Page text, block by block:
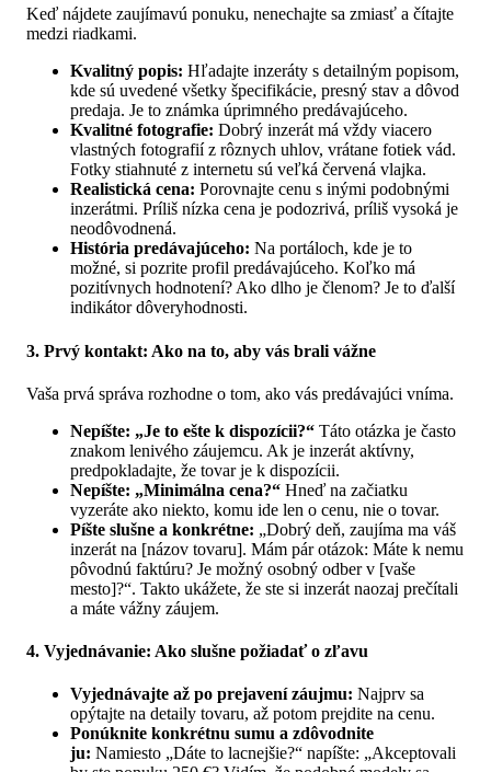
Keď nájdete zaujímavú ponuku, nenechajte sa zmiasť a čítajte
medzi riadkami.
Kvalitný popis: Hľadajte inzeráty s detailným popisom,
kde sú uvedené všetky špecifikácie, presný stav a dôvod
predaja. Je to známka úprimného predávajúceho.
Kvalitné fotografie: Dobrý inzerát má vždy viacero
vlastných fotografií z rôznych uhlov, vrátane fotiek vád.
Fotky stiahnuté z internetu sú veľká červená vlajka.
Realistická cena: Porovnajte cenu s inými podobnými
inzerátmi. Príliš nízka cena je podozrivá, príliš vysoká je
neodôvodnená.
História predávajúceho: Na portáloch, kde je to
možné, si pozrite profil predávajúceho. Koľko má
pozitívnych hodnotení? Ako dlho je členom? Je to ďalší
indikátor dôveryhodnosti.
3. Prvý kontakt: Ako na to, aby vás brali vážne
Vaša prvá správa rozhodne o tom, ako vás predávajúci vníma.
Nepíšte: „Je to ešte k dispozícii?“ Táto otázka je často
znakom lenivého záujemcu. Ak je inzerát aktívny,
predpokladajte, že tovar je k dispozícii.
Nepíšte: „Minimálna cena?“ Hneď na začiatku
vyzeráte ako niekto, komu ide len o cenu, nie o tovar.
Píšte slušne a konkrétne: „Dobrý deň, zaujíma ma váš
inzerát na [názov tovaru]. Mám pár otázok: Máte k nemu
pôvodnú faktúru? Je možný osobný odber v [vaše
mesto]?“. Takto ukážete, že ste si inzerát naozaj prečítali
a máte vážny záujem.
4. Vyjednávanie: Ako slušne požiadať o zľavu
Vyjednávajte až po prejavení záujmu: Najprv sa
opýtajte na detaily tovaru, až potom prejdite na cenu.
Ponúknite konkrétnu sumu a zdôvodnite
ju: Namiesto „Dáte to lacnejšie?“ napíšte: „Akceptovali